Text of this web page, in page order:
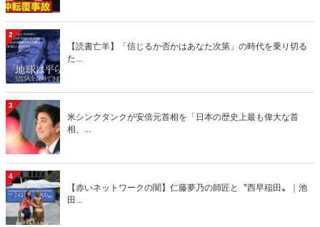
2
【読書亡羊】「信じるか否かはあなた次第」の時代を乗り切る
た...
3
米シンクタンクが安倍元首相を「日本の歴史上最も偉大な首
相、...
4
【赤いネットワークの闇】仁藤夢乃の師匠と〝西早稲田〟｜池
田...